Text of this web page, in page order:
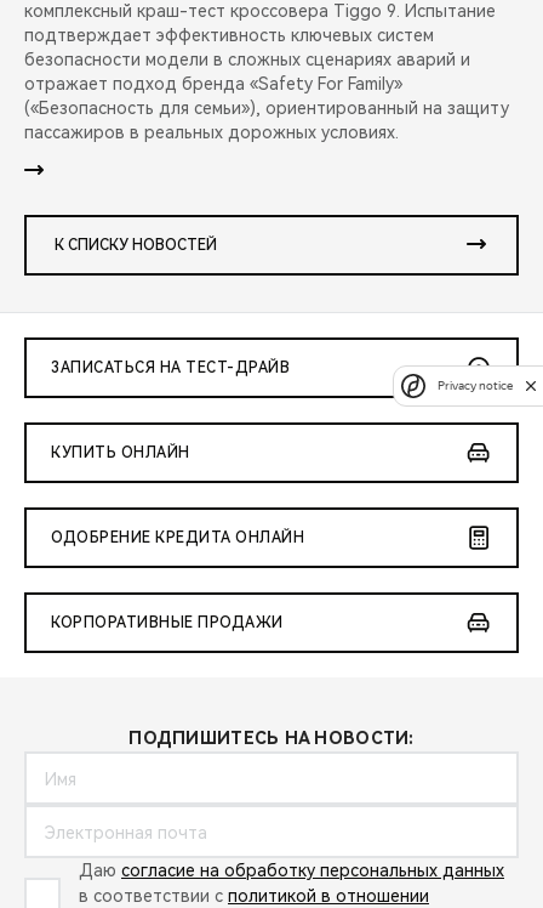
комплексный краш-тест кроссовера Tiggo 9. Испытание
подтверждает эффективность ключевых систем
безопасности модели в сложных сценариях аварий и
отражает подход бренда «Safety For Family»
(«Безопасность для семьи»), ориентированный на защиту
пассажиров в реальных дорожных условиях.
К СПИСКУ НОВОСТЕЙ
ЗАПИСАТЬСЯ НА ТЕСТ-ДРАЙВ
КУПИТЬ ОНЛАЙН
ОДОБРЕНИЕ КРЕДИТА ОНЛАЙН
КОРПОРАТИВНЫЕ ПРОДАЖИ
ПОДПИШИТЕСЬ НА НОВОСТИ:
Даю согласие на обработку персональных данных
в соответствии с политикой в отношении
Privacy notice